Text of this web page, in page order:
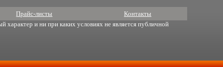
Прайс-листы Контакты
характер и ни при каких условиях не является публичной